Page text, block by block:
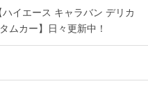
イエース キャラバン デリカ
ムカー】日々更新中！